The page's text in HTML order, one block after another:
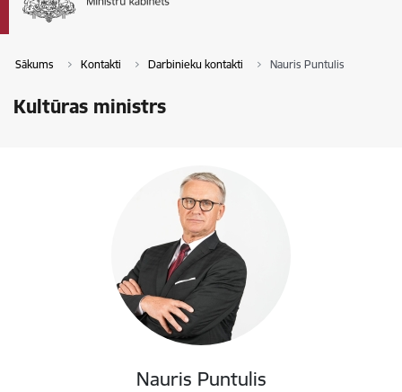
Sākums Kontakti Darbinieku kontakti Nauris Puntulis
Kultūras ministrs
Nauris Puntulis